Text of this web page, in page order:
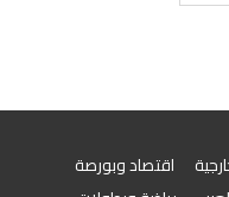
اقتصاد وبورصة